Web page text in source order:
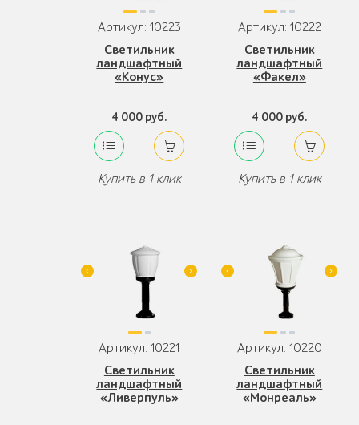
Артикул: 10223
Светильник
ландшафтный
«Конус»
4 000 руб.
Купить в 1 клик
Артикул: 10222
Светильник
ландшафтный
«Факел»
4 000 руб.
Купить в 1 клик
Артикул: 10221
Светильник
ландшафтный
«Ливерпуль»
Артикул: 10220
Светильник
ландшафтный
«Монреаль»